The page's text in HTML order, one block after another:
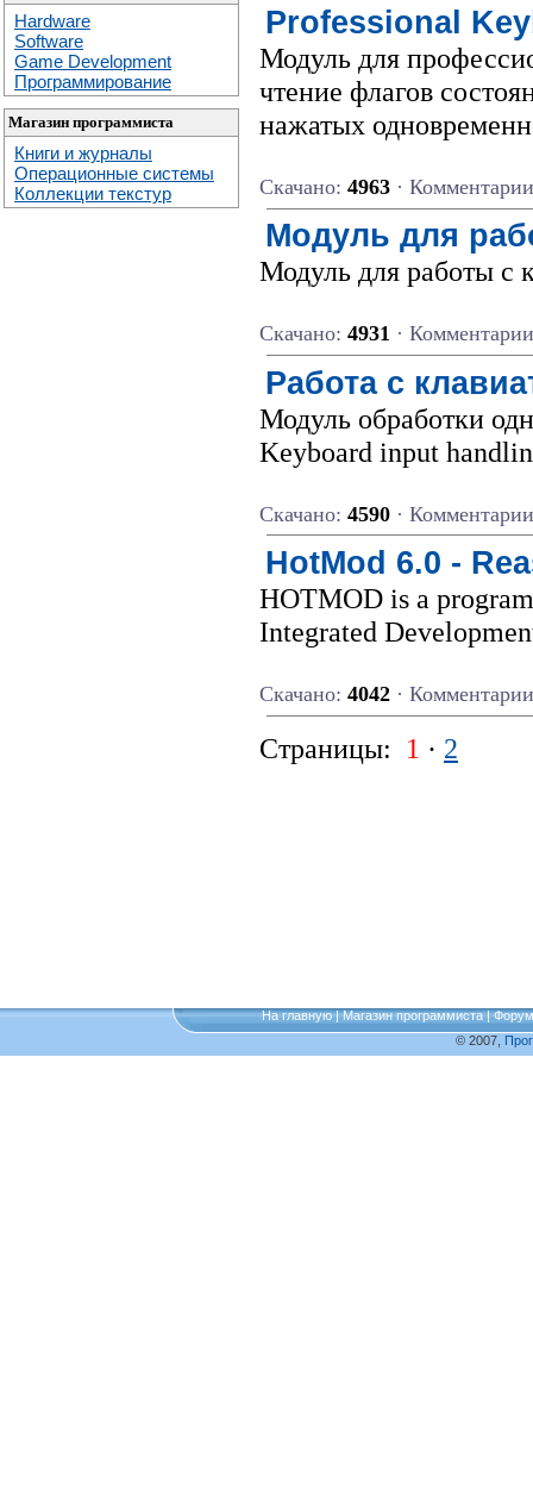
Hardware
Software
Game Development
Программирование
Магазин программиста
Книги и журналы
Операционные системы
Коллекции текстур
Professional
Модуль для
чтение флагов
нажатых
Скачано: 4963 ·
Модуль для
Модуль для работы с
Скачано: 4931 ·
Работа с
Модуль обработки
Keyboard input
Скачано: 4590 ·
HotMod 6.0 -
HOTMOD is a
Integrated
Скачано: 4042 ·
Страницы: 1 · 2
На главную|Магазин программиста|Форум
© 2007,